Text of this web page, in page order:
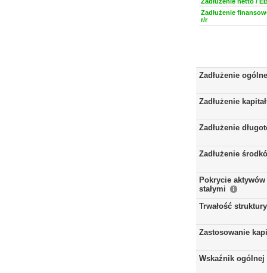
Zadłużenie
r/r
Zadłużenie ogólne
Zadłużenie
Zadłużenie
Zadłużenie
Pokrycie aktywów
stałymi
Trwałość
Zastosowanie
Wskaźnik